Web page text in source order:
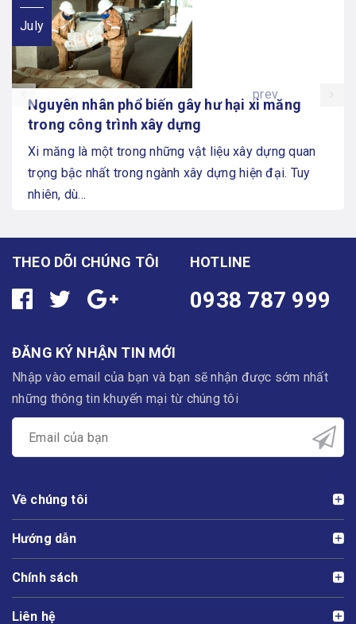
July
Nguyên nhân phổ biến gây hư hại xi măng
trong công trình xây dựng
Xi măng là một trong những vật liệu xây dựng quan
trọng bậc nhất trong ngành xây dựng hiện đại. Tuy
nhiên, dù...
prev
THEO DÕI CHÚNG TÔI HOTLINE
0938 787 999
ĐĂNG KÝ NHẬN TIN MỚI
Nhập vào email của bạn và bạn sẽ nhận được sớm nhất
những thông tin khuyến mại từ chúng tôi
Về chúng tôi
Hướng dẫn
Chính sách
Liên hệ